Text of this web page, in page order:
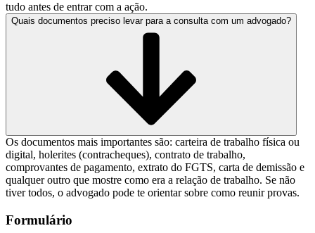
tudo antes de entrar com a ação.
Quais documentos preciso levar para a consulta com um advogado?
Os documentos mais importantes são: carteira de trabalho física ou
digital, holerites (contracheques), contrato de trabalho,
comprovantes de pagamento, extrato do FGTS, carta de demissão e
qualquer outro que mostre como era a relação de trabalho. Se não
tiver todos, o advogado pode te orientar sobre como reunir provas.
Formulário